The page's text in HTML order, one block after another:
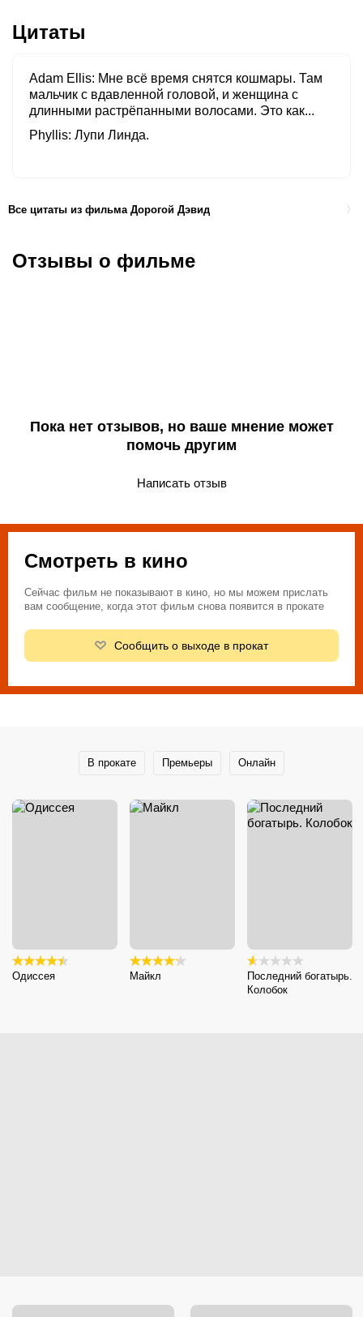
Цитаты
Adam Ellis Мне всё время снятся кошмары. Там
мальчик с вдавленной головой, и женщина с
длинными растрёпанными волосами. Это как...
Phyllis Лупи Линда.
Все цитаты из фильма Дорогой Дэвид
Отзывы о фильме
Пока нет отзывов, но ваше мнение может
помочь другим
Написать отзыв
Смотреть в кино
Сейчас фильм не показывают в кино, но мы можем прислать
вам сообщение, когда этот фильм снова появится в прокате
Сообщить о выходе в прокат
В прокате Премьеры Онлайн
Одиссея Майкл
Последний богатырь.
Колобок